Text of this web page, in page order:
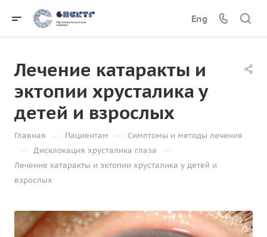
Eng
Лечение катаракты и
эктопии хрусталика у
детей и взрослых
Главная — Пациентам — Симптомы и методы лечения
— Дисклокация хрусталика глаза —
Лечение катаракты и эктопии хрусталика у детей и
взрослых